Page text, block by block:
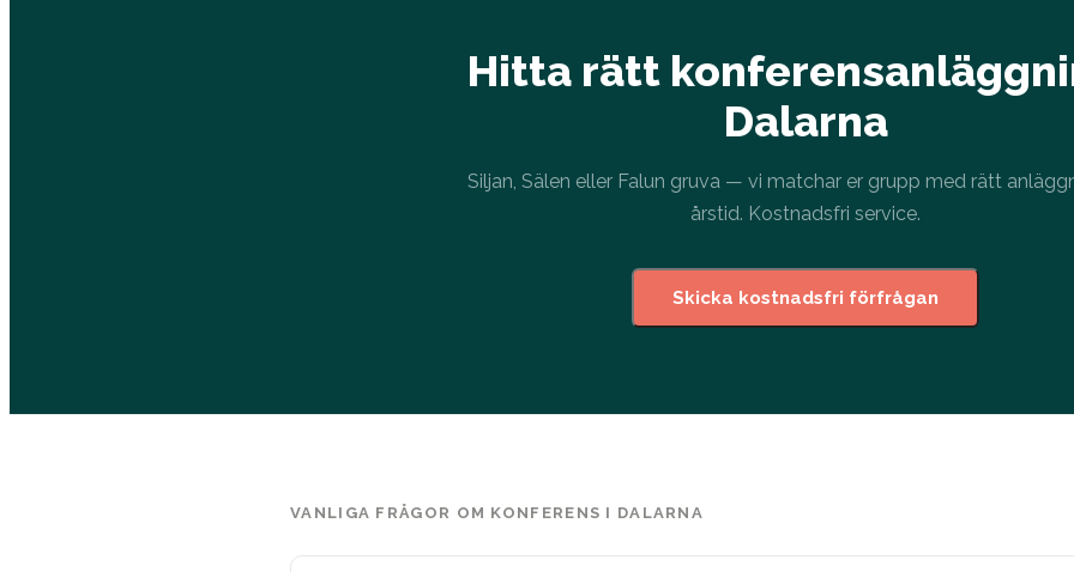
Hitta rätt
Dalarna
Siljan, Sälen eller Falun gruva — vi matchar er grupp med rätt
årstid. Kostnadsfri service.
Skicka kostnadsfri förfrågan
VANLIGA FRÅGOR OM KONFERENS I DALARNA